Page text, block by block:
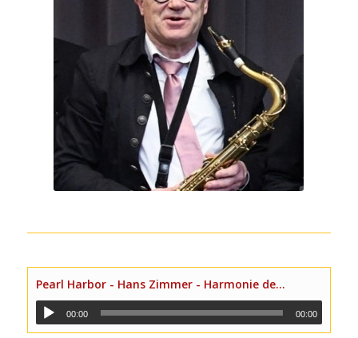
Pearl Harbor - Hans Zimmer - Harmonie de Bourges
00:00 00:00